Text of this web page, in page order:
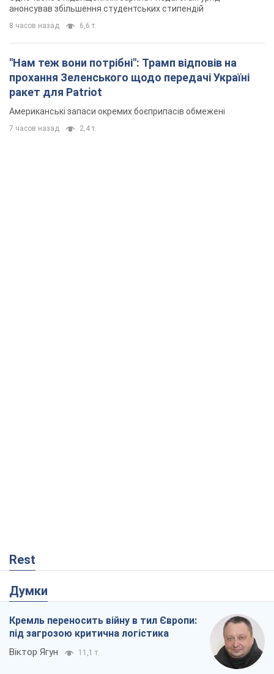
анонсував збільшення студентських стипендій
8 часов назад 6,6 т.
"Нам теж вони потрібні": Трамп відповів на
прохання Зеленського щодо передачі Україні
ракет для Patriot
Американські запаси окремих боєприпасів обмежені
7 часов назад 2,4 т.
Rest
Думки
Кремль переносить війну в тил Європи:
під загрозою критична логістика
Віктор Ягун 11,1 т.